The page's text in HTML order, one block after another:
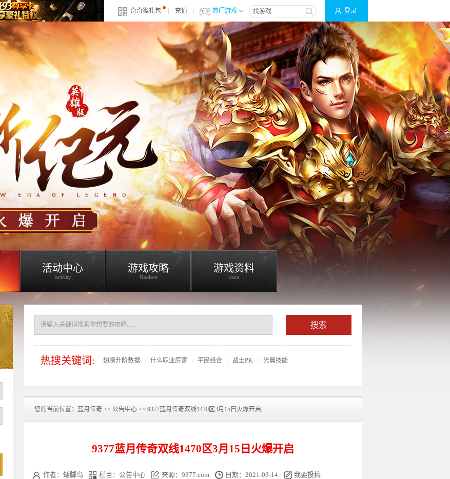
奇奇猴礼包 充值 热门游戏 登录
活动中心
activity
游戏攻略
Raiders
游戏资料
data
热搜关键词: 翅膀升阶数据 什么职业厉害 平民组合 战士PK 光翼技能
您的当前位置： 蓝月传奇 >> 公告中心 >> 9377蓝月传奇双线1470区3月15日火爆开启
9377蓝月传奇双线1470区3月15日火爆开启
作者：矮脚鸟 栏目：公告中心 来源：9377.com 日期：2021-03-14 我要投稿